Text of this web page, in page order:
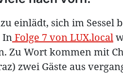
einlädt, sich im Sessel
InFolge 7 von LUX.local
Zu Wort kommen mit
zwei Gäste aus